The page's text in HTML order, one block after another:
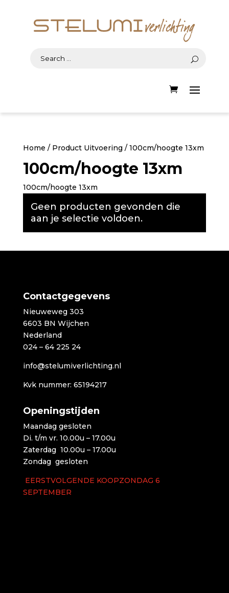
Home / Product Uitvoering / 100cm/hoogte 13xm
100cm/hoogte 13xm
100cm/hoogte 13xm
Geen producten gevonden die
aan je selectie voldoen.
Contactgegevens
Nieuweweg 303
6603 BN Wijchen
Nederland
024 – 64 225 24
info@stelumiverlichting.nl
Kvk nummer: 65194217
Openingstijden
Maandag gesloten
Di. t/m vr. 10.00u – 17.00u
Zaterdag 10.00u – 17.00u
Zondag gesloten
EERSTVOLGENDE KOOPZONDAG 6
SEPTEMBER